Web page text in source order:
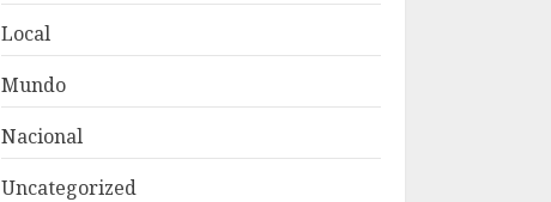
Local
Mundo
Nacional
Uncategorized